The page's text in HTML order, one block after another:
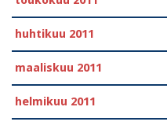
huhtikuu 2011
maaliskuu 2011
helmikuu 2011